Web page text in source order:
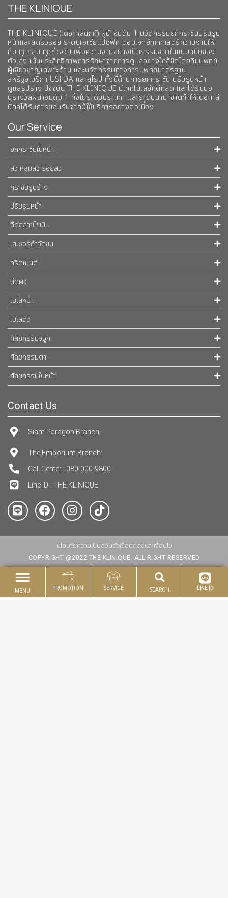
THE KLINIQUE
THE KLINIQUE (เดอะคลีนิกค์) ผู้นำอันดับ 1 นวัตกรรมยกกระชับปรับรูป
หน้าและลดริ้วรอย ระดับเอเชียแปซิฟิค ตอบโจทย์ทุกศาสตร์ความงามให้
กับ ทุกกลุ่ม ทุกช่วงวัย เพื่อความงามอย่างเป็นธรรมชาติในแบบฉบับของ
ตัวเอง เน้นประสิทธิภาพการรักษาจากการดูแลอย่างใกล้ชิดโดยทีมแพทย์
ผู้เชี่ยวชาญเฉพาะด้าน และนวัตกรรมทางการแพทย์มาตรฐาน
สหรัฐอเมริกา USFDA และยุโรป ทั้งนี้ด้านการยกกระชับ ปรับรูปหน้า
ดูแลรูปร่าง ปัจจุบัน THE KLINIQUE มีเทคโนโลยีท่ีดีที่สุด และได้รับมอ
บรางวัลผ้นำอันดับ 1 ทั้งในระดับประเทศ และระดับนานาชาติทําให้เดอะคลี
นิกค์ได้รับการยอมรับจากผู้ใช้บริการอย่างต่อเนื่อง
Our Service
ยกกระชับใบหน้า
สิว หลุมสิว รอยสิว
กระชับรูปร่าง
ปรับรูปหน้า
ฉีดสลายไขมัน
เลเซอร์กำจัดขน
ทรีตเมนต์
ฉีดผิว
เมโสหน้า
เมโสตัว
ศัลยกรรมจมูก
ศัลยกรรมตา
ศัลยกรรมใบหน้า
Contact Us
Siam Paragon Branch
The Emporium Branch
Call Center : 080-000-9800
Line ID : THE KLINIQUE
นโยบายความเป็นส่วนตัวข้อตกลงและเงื่อนไข
COPYRIGHT @2022 THE KLINIQUE. ALL RIGHT RESERVED
MENU PROMOTION SERVICE SEARCH LINE ID